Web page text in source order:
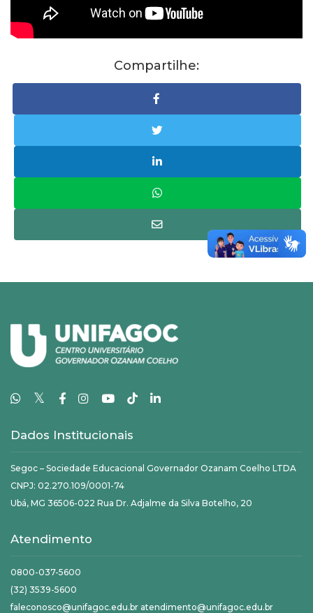
Compartilhe:
𝕏
Dados Institucionais
Segoc – Sociedade Educacional Governador Ozanam Coelho LTDA
CNPJ: 02.270.109/0001-74
Ubá, MG 36506-022 Rua Dr. Adjalme da Silva Botelho, 20
Atendimento
0800-037-5600
(32) 3539-5600
faleconosco@unifagoc.edu.br atendimento@unifagoc.edu.br